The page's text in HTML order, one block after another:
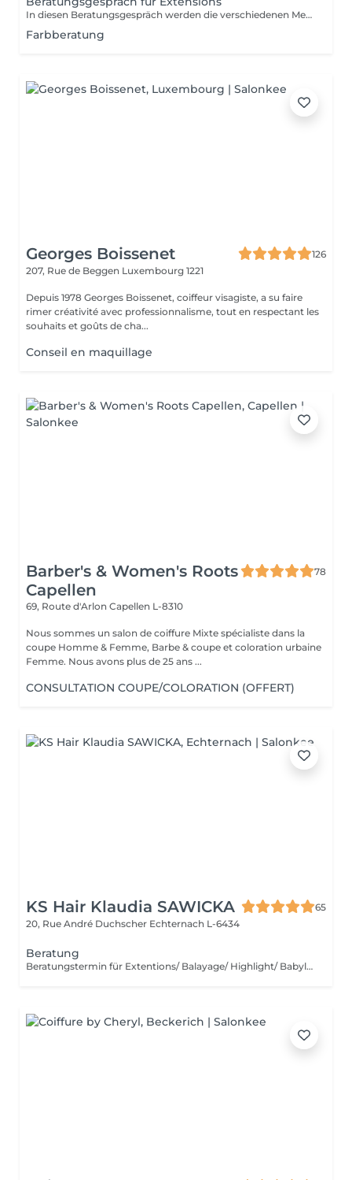
In diesen Beratungsgespräch werden die verschiedenen Methoden erklärt und individuell ausgesucht. Wir bestimmen die Farbe und rechnen den genauen Preis.
Farbberatung
Georges Boissenet
126
207, Rue de Beggen Luxembourg 1221
Depuis 1978 Georges Boissenet, coiffeur visagiste, a su faire
rimer créativité avec professionnalisme, tout en respectant les
souhaits et goûts de cha...
Conseil en maquillage
Barber's & Women's Roots
Capellen
78
69, Route d'Arlon Capellen L-8310
Nous sommes un salon de coiffure Mixte spécialiste dans la
coupe Homme & Femme, Barbe & coupe et coloration urbaine
Femme. Nous avons plus de 25 ans ...
CONSULTATION COUPE/COLORATION (OFFERT)
KS Hair Klaudia SAWICKA
65
20, Rue André Duchscher Echternach L-6434
Beratung
Beratungstermin für Extentions/ Balayage/ Highlight/ Babylight und Haarentfärbung